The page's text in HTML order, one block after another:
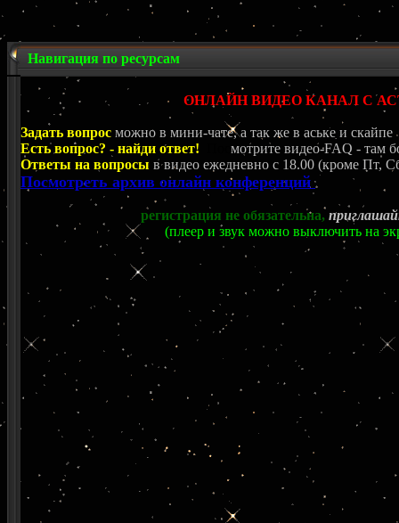
Навигация по ресурсам
ОНЛАЙН ВИДЕО КАНАЛ С
Задать вопрос можно в мини-чате, а так же в аське и скайпе
Есть вопрос? - найди ответ!
мотрите видео-FAQ - там
Ответы на вопросы в видео ежедневно c 18.00 (кроме Пт,
Посмотреть архив онлайн конференций
регистрация не обязательна,
(плеер и звук можно выключить на